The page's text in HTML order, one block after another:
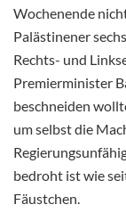
Wochenende
Palästinener
Rechts- und
Premierminister
beschneiden
um selbst die
bedroht ist wie
Fäustchen.